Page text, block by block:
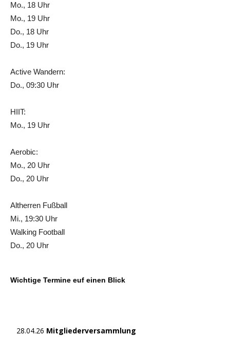
Mo., 18 Uhr
Mo., 19 Uhr
Do., 18 Uhr
Do., 19 Uhr
Active Wandern:
Do., 09:30 Uhr
HIIT:
Mo., 19 Uhr
Aerobic:
Mo., 20 Uhr
Do., 20 Uhr
Altherren Fußball
Mi., 19:30 Uhr
Walking Football
Do., 20 Uhr
Wichtige Termine euf einen Blick
28.04.26 Mitgliederversammlung